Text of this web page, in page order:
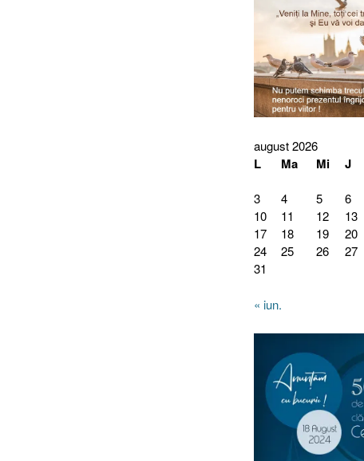
august 2026
L Ma Mi J
3
4 5 6
10
11 12 13
17
18 19 20
24
25 26 27
31
« iun.